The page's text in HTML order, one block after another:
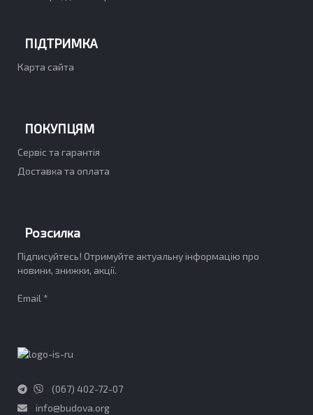
ПІДТРИМКА
Карта сайта
ПОКУПЦЯМ
Сервіс та гарантія
Доставка та оплата
Розсилка
Підписуйтесь! Отримуйте актуальну інформацію про
новини, знижки, акції.
Email *
(067) 402-72-07
info@budova.org